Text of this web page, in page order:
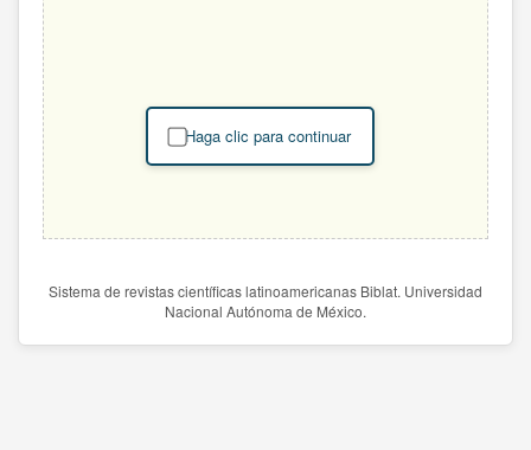
Haga clic para continuar
Sistema de revistas científicas latinoamericanas Biblat. Universidad
Nacional Autónoma de México.